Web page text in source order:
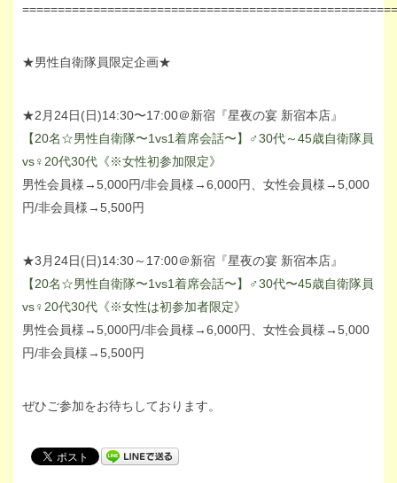
★男性自衛隊員限定企画★
★2月24日(日)14:30〜17:00＠新宿『星夜の宴 新宿本店』
【20名☆男性自衛隊〜1vs1着席会話〜】♂30代～45歳自衛隊員
vs♀20代30代《※女性初参加限定》
男性会員様→5,000円/非会員様→6,000円、女性会員様→5,000
円/非会員様→5,500円
★3月24日(日)14:30～17:00＠新宿『星夜の宴 新宿本店』
【20名☆男性自衛隊〜1vs1着席会話〜】♂30代〜45歳自衛隊員
vs♀20代30代《※女性は初参加者限定》
男性会員様→5,000円/非会員様→6,000円、女性会員様→5,000
円/非会員様→5,500円
ぜひご参加をお待ちしております。